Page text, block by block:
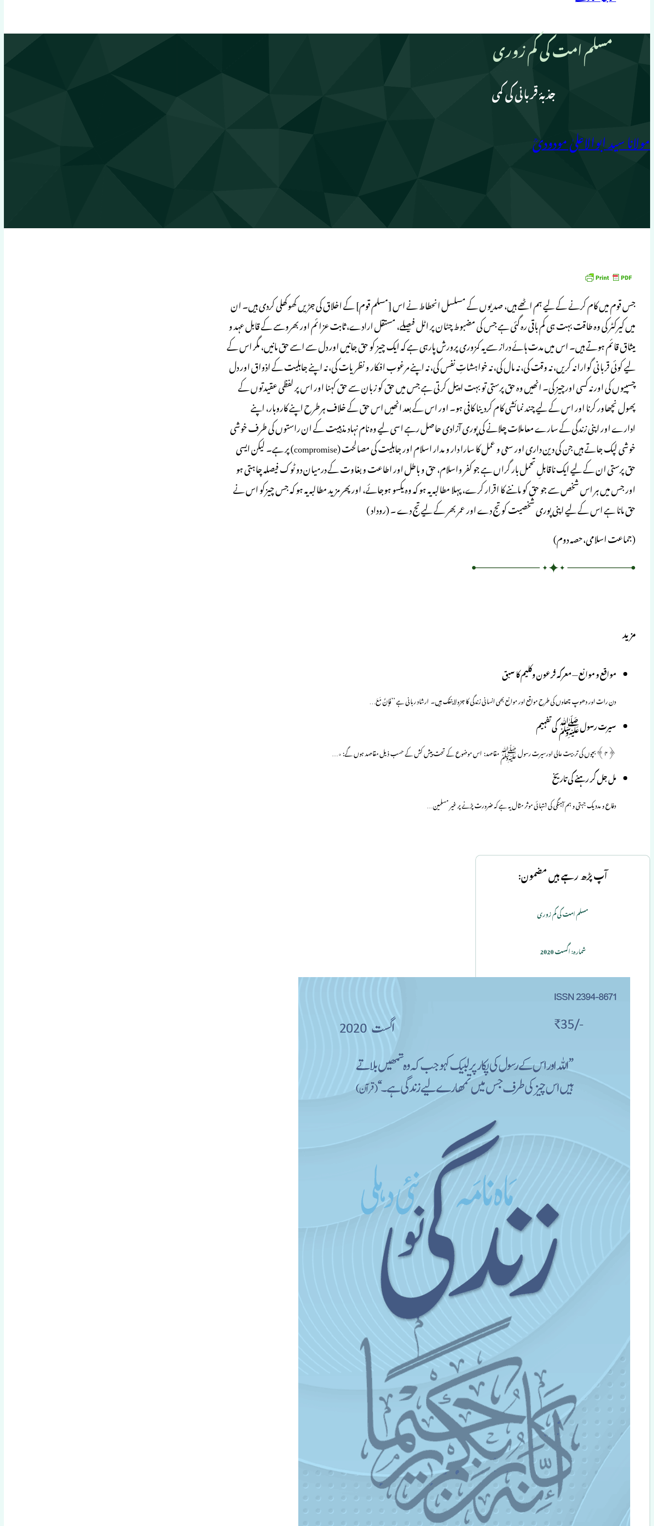
مسلم امت کی کم زوری
جذبۂ قربانی کی کمی
مولانا سید ابوالاعلیٰ مودودیؒ
جس قوم میں کام کرنے کے لیے ہم اٹھے ہیں، صدیوں کے مسلسل انحطاط نے اس [مسلم قوم] کے اخلاق کی جڑیں کھوکھلی کردی ہیں۔ ان
میں کیرکٹر کی وہ طاقت بہت ہی کم باقی رہ گئی ہے جس کی مضبوط چٹان پر اٹل فیصلے، مستقل ارادے، ثابت عزائم اور بھروسے کے قابل عہد و
میثاق قائم ہوتے ہیں۔ اس میں مدت ہائے دراز سے یہ کمزوری پرورش پارہی ہے کہ ایک چیز کو حق جانیں اور دل سے اسے حق مانیں، مگر اس کے
لیے کوئی قربانی گوارا نہ کریں، نہ وقت کی، نہ مال کی، نہ خواہشاتِ نفس کی، نہ اپنے مرغوب افکار و نظریات کی، نہ اپنے جاہلیت کے اذواق اور دل
چسپیوں کی اور نہ کسی اورچیز کی۔ انھیں وہ حق پرستی تو بہت اپیل کرتی ہے جس میں حق کو زبان سے حق کہنا اور اس پر لفظی عقیدتوں کے
پھول نچھاور کرنا اور اس کے لیے چند نمائشی کام کردینا کافی ہو۔ اور اس کے بعد انھیں اس حق کے خلاف ہرطرح اپنے کاروبار، اپنے
ادارے اور اپنی زندگی کے سارے معاملات چلانے کی پوری آزادی حاصل رہے اسی لیے وہ نام نہاد مذہبیت کے ان راستوں کی طرف خوشی
خوشی لپک جاتے ہیں جن کی دین داری اور سعی و عمل کا سارا دار و مدار اسلام اور جاہلیت کی مصالحت (compromise) پر ہے۔ لیکن ایسی
حق پرستی ان کے لیے ایک ناقابلِ تحمل بار گراں ہے جو کفر واسلام، حق و باطل اور اطاعت و بغاوت کے درمیان دو ٹوک فیصلہ چاہتی ہو
اور جس میں ہر اس شخص سے جو حق کو ماننے کا اقرار کرے، پہلا مطالبہ یہ ہو کہ وہ یکسو ہوجائے، اور پھر مزید مطالبہ یہ ہو کہ جس چیزکو اس نے
حق مانا ہے اس کے لیے اپنی پوری شخصیت کو تج دے اور عمر بھر کے لیے تج دے ۔ (روداد )
(جماعت اسلامی،حصہ دوم)
مزید
مواقع و موانع — معرکہ فرعون وکلیم کا سبق
دن رات اور دھوپ چھاوں کی طرح مواقع اور موانع بھی انسانی زندگی کا جزولاینفک ہیں۔ ارشاد ربانی ہے ’’فَإِنَّ مَعَ…
سیرت رسول ﷺ کی تفہیم
﴿۴﴾بچوں کی تربیت عالی اورسیرت رسول ﷺ مقاصد: اس موضوع کے تحت پیش کش کے حسب ذیل مقاصد ہوں گے: ٭…
مل جل کر رہنے کی تاریخ
دفاع و مدد یک جہتی و ہم آہنگی کی انتہائی موثر مثال یہ ہے کہ ضرورت پڑنے پر غیر مسلمین…
آپ پڑھ رہے ہیں مضمون:
مسلم امت کی کم زوری
شمارہ: اگست 2020